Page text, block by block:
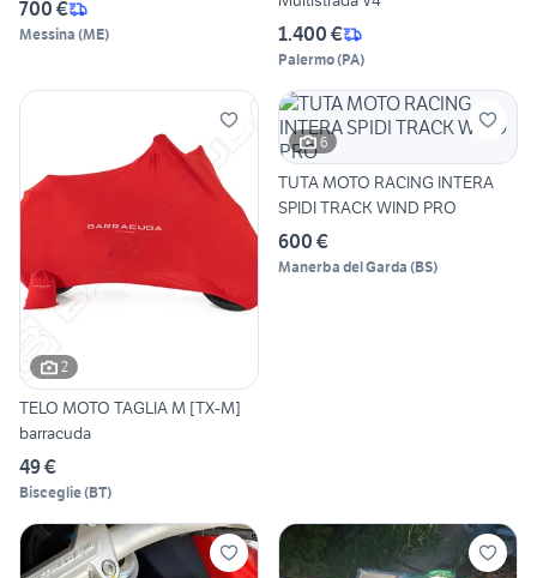
700 €
Messina (ME) 1.400 €
Palermo(PA)
2
TELO MOTO TAGLIA M [TX-M]
barracuda
49 €
Bisceglie(BT)
6
TUTA MOTO RACING INTERA
SPIDI TRACK WIND PRO
600 €
Manerba del Garda (BS)